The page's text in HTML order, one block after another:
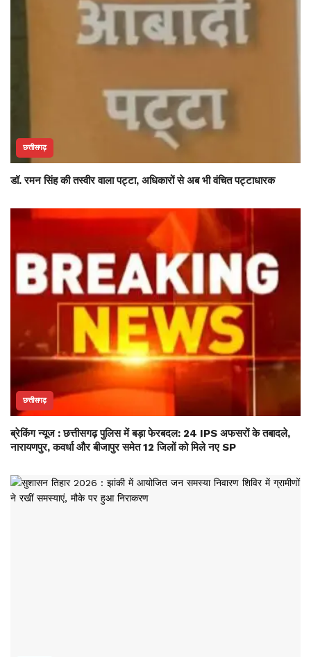
छत्तीसगढ़
डॉ. रमन सिंह की तस्वीर वाला पट्टा, अधिकारों से अब भी वंचित पट्टाधारक
छत्तीसगढ़
ब्रेकिंग न्यूज : छत्तीसगढ़ पुलिस में बड़ा फेरबदल: 24 IPS अफसरों के तबादले,
नारायणपुर, कवर्धा और बीजापुर समेत 12 जिलों को मिले नए SP